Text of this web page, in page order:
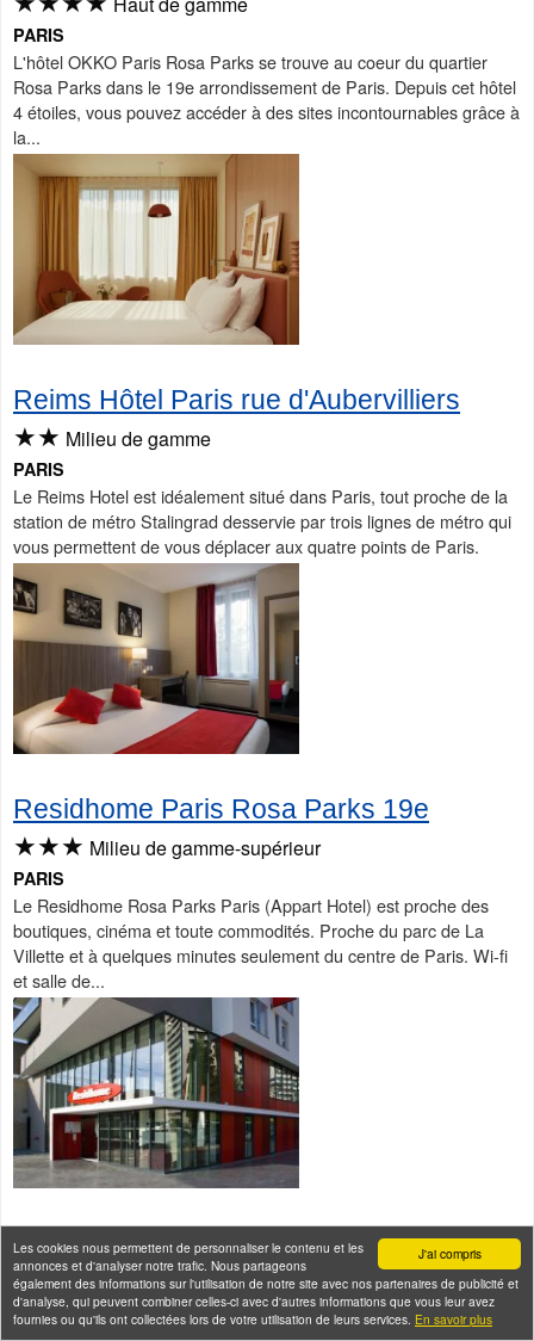
J'ai compris
Les cookies nous permettent de personnaliser le contenu et les
annonces et d'analyser notre trafic. Nous partageons
également des informations sur l'utilisation de notre site avec nos partenaires de publicité et
d'analyse, qui peuvent combiner celles-ci avec d'autres informations que vous leur avez
fournies ou qu'ils ont collectées lors de votre utilisation de leurs services. En savoir plus
PARIS
L'hôtel OKKO Paris Rosa Parks se trouve au coeur du quartier
Rosa Parks dans le 19e arrondissement de Paris. Depuis cet hôtel
4 étoiles, vous pouvez accéder à des sites incontournables grâce à
la...
Reims Hôtel Paris rue d'Aubervilliers
★★ Milieu de gamme
PARIS
Le Reims Hotel est idéalement situé dans Paris, tout proche de la
station de métro Stalingrad desservie par trois lignes de métro qui
vous permettent de vous déplacer aux quatre points de Paris.
Residhome Paris Rosa Parks 19e
★★★ Milieu de gamme-supérieur
PARIS
Le Residhome Rosa Parks Paris (Appart Hotel) est proche des
boutiques, cinéma et toute commodités. Proche du parc de La
Villette et à quelques minutes seulement du centre de Paris. Wi-fi
et salle de...
Staycity Apartment hotel - Gare de l'est
Paris
★★★Milieu de gamme-supérieur